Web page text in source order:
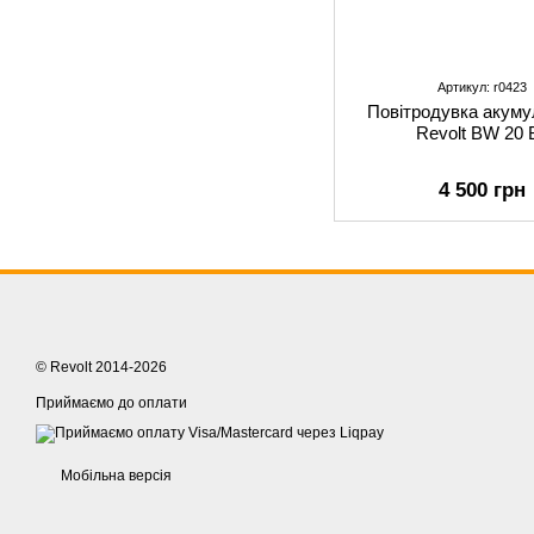
Артикул: r0423
Повітродувка
Revolt BW 20
4 500 грн
© Revolt 2014-2026
Приймаємо до оплати
Мобільна версія